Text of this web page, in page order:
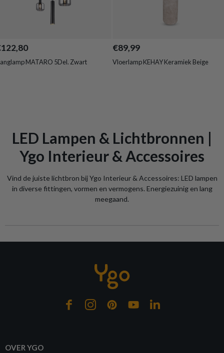
MATARO 5Del. Zwart
€89,99
Vloerlamp KEHAY Keramiek Beige
LED Lampen & Lichtbronnen |
Ygo Interieur & Accessoires
Vind de juiste lichtbron bij Ygo Interieur & Accessoires: LED lampen
in diverse fittingen, vormen en vermogens. Energiezuinig en lang
meegaand.
OVER YGO